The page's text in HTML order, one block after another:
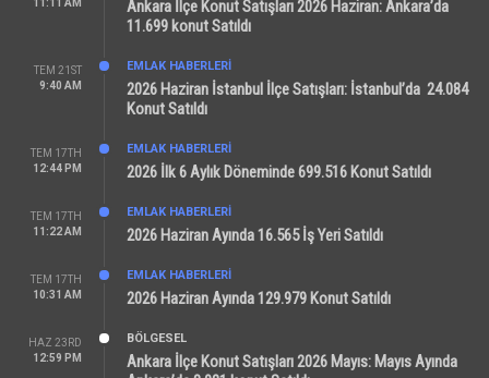
Ankara İlçe Konut Satışları 2026 Haziran: Ankara’da
11.699 konut Satıldı
TEM 21ST
9:40 AM
EMLAK HABERLERI
2026 Haziran İstanbul İlçe Satışları: İstanbul’da 24.084
Konut Satıldı
TEM 17TH
12:44 PM
EMLAK HABERLERI
2026 İlk 6 Aylık Döneminde 699.516 Konut Satıldı
TEM 17TH
11:22 AM
EMLAK HABERLERI
2026 Haziran Ayında 16.565 İş Yeri Satıldı
TEM 17TH
10:31 AM
EMLAK HABERLERI
2026 Haziran Ayında 129.979 Konut Satıldı
HAZ 23RD
12:59 PM
BÖLGESEL
Ankara İlçe Konut Satışları 2026 Mayıs: Mayıs Ayında